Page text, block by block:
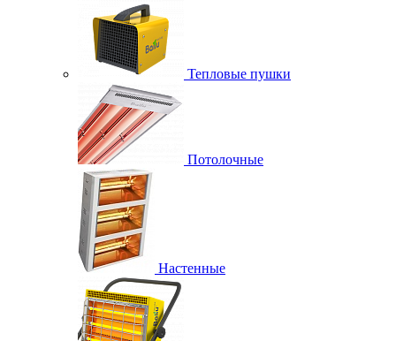
Тепловые пушки
Потолочные
Настенные